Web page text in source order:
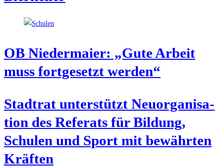
OB Nie­der­mai­er: „Gute Arbeit
muss fort­ge­setzt werden“
Stadt­rat unter­stützt Neu­or­ga­ni­sa­
ti­on des Refe­rats für Bil­dung,
Schu­len und Sport mit bewähr­ten
Kräften